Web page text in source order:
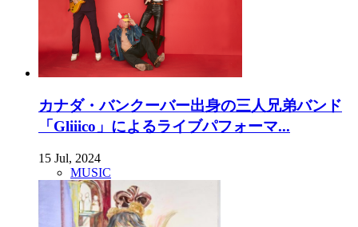
カナダ・バンクーバー出身の三人兄弟バンド
「Gliiico」によるライブパフォーマ...
15 Jul, 2024
MUSIC